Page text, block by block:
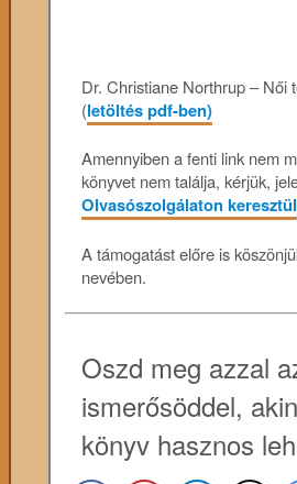
Dr. Christiane Northrup – Női
(letöltés pdf-ben)
Amennyiben a fenti link nem
könyvet nem találja, kérjük,
Olvasószolgálaton keresztül
A támogatást előre is
nevében.
Oszd meg azzal
ismerősöddel,
könyv hasznos